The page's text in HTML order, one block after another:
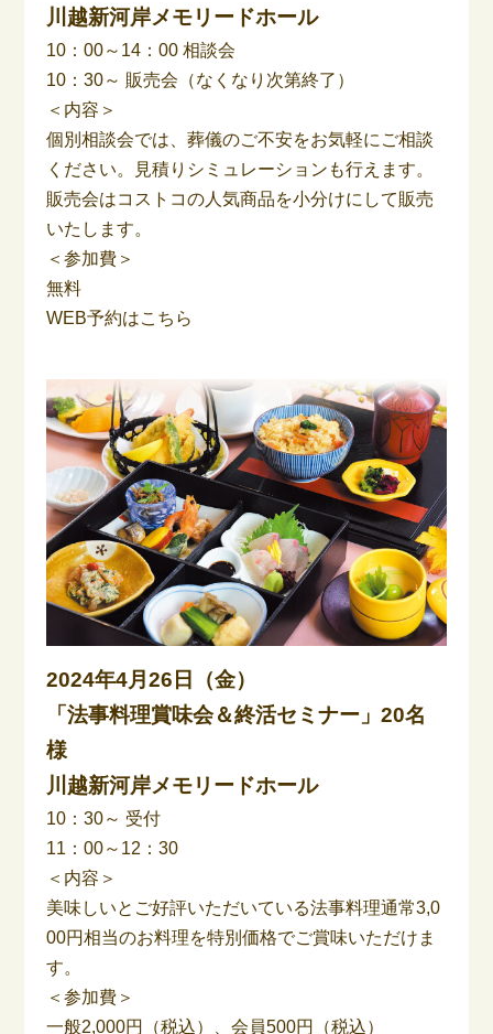
川越新河岸メモリードホール
10：00～14：00 相談会
10：30～ 販売会（なくなり次第終了）
＜内容＞
個別相談会では、葬儀のご不安をお気軽にご相談
ください。見積りシミュレーションも行えます。
販売会はコストコの人気商品を小分けにして販売
いたします。
＜参加費＞
無料
WEB予約はこちら
2024年4月26日（金）
「法事料理賞味会＆終活セミナー」20名
様
川越新河岸メモリードホール
10：30～ 受付
11：00～12：30
＜内容＞
美味しいとご好評いただいている法事料理通常3,0
00円相当のお料理を特別価格でご賞味いただけま
す。
＜参加費＞
一般2,000円（税込）、会員500円（税込）